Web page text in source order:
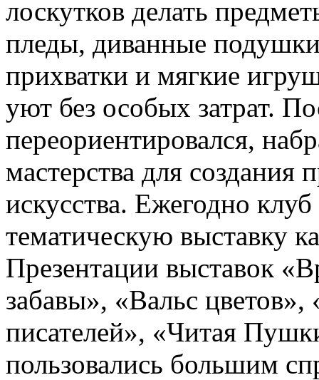
лоскутков делать
пледы, диванные
прихватки и мягкие
уют без особых затрат.
переориентировался,
мастерства для создания
искусства. Ежегодно
тематическую выставку
Презентации выставок
забавы», «Вальс цветов»,
писателей», «Читая
пользовались большим